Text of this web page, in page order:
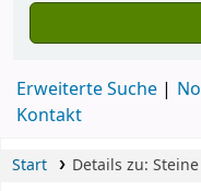
Erweiterte Suche
Kontakt
Start Details zu: